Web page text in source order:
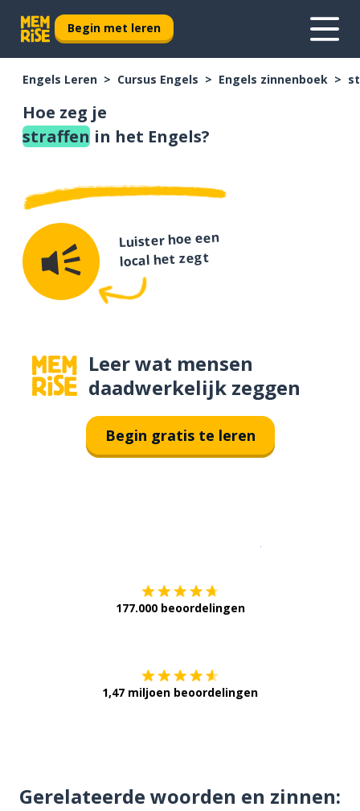
Begin met leren
Engels Leren Cursus Engels Engels zinnenboek
Hoe zeg je
straffen in het Engels?
Luister hoe een
local het zegt
Leer wat mensen
daadwerkelijk zeggen
Begin gratis te leren
177.000 beoordelingen
1,47 miljoen beoordelingen
Gerelateerde woorden en zinnen: